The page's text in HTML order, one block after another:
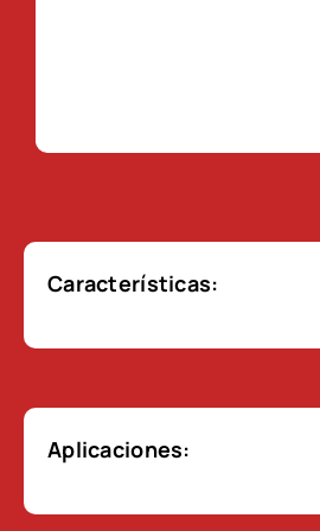
Características:
Aplicaciones: